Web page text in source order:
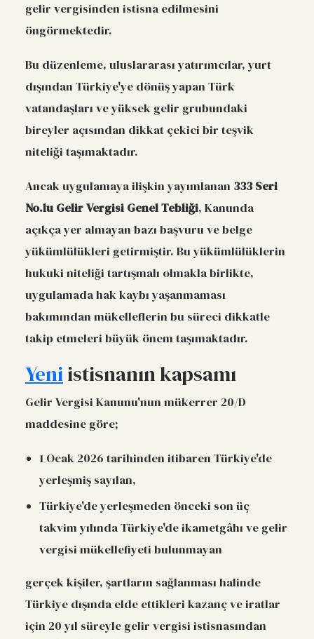
gelir vergisinden istisna edilmesini
öngörmektedir.
Bu düzenleme, uluslararası yatırımcılar, yurt
dışından Türkiye'ye dönüş yapan Türk
vatandaşları ve yüksek gelir grubundaki
bireyler açısından dikkat çekici bir teşvik
niteliği taşımaktadır.
Ancak uygulamaya ilişkin yayımlanan 333 Seri
No.lu Gelir Vergisi Genel Tebliği, Kanunda
açıkça yer almayan bazı başvuru ve belge
yükümlülükleri getirmiştir. Bu yükümlülüklerin
hukuki niteliği tartışmalı olmakla birlikte,
uygulamada hak kaybı yaşanmaması
bakımından mükelleflerin bu süreci dikkatle
takip etmeleri büyük önem taşımaktadır.
Yeniistisnanın kapsamı
Gelir Vergisi Kanunu'nun mükerrer 20/D
maddesine göre;
1 Ocak 2026 tarihinden itibaren Türkiye'de
yerleşmiş sayılan,
Türkiye'de yerleşmeden önceki son üç
takvim yılında Türkiye'de ikametgâhı ve gelir
vergisi mükellefiyeti bulunmayan
gerçek kişiler, şartların sağlanması halinde
Türkiye dışında elde ettikleri kazanç ve iratlar
için 20 yıl süreyle gelir vergisi istisnasından